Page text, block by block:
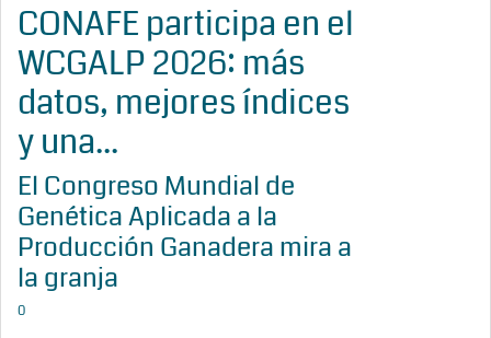
CONAFE participa en el
WCGALP 2026: más
datos, mejores índices
y una...
El Congreso Mundial de
Genética Aplicada a la
Producción Ganadera mira a
la granja
0